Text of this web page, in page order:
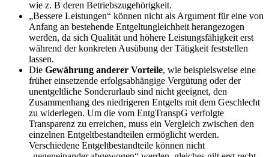
wie z. B deren Betriebszugehörigkeit.
„Bessere Leistungen“ können nicht als Argument für eine von
Anfang an bestehende Entgeltungleichheit herangezogen
werden, da sich Qualität und höhere Leistungsfähigkeit erst
während der konkreten Ausübung der Tätigkeit feststellen
lassen.
Die Gewährung anderer Vorteile, wie beispielsweise eine
früher einsetzende erfolgsabhängige Vergütung oder der
unentgeltliche Sonderurlaub sind nicht geeignet, den
Zusammenhang des niedrigeren Entgelts mit dem Geschlecht
zu widerlegen. Um die vom EntgTranspG verfolgte
Transparenz zu erreichen, muss ein Vergleich zwischen den
einzelnen Entgeltbestandteilen ermöglicht werden.
Verschiedene Entgeltbestandteile können nicht